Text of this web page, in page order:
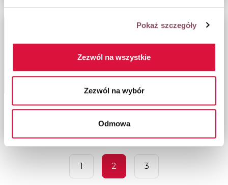
Pokaż szczegóły
Zezwól na wszystkie
Zezwól na wybór
Odmowa
Jabłka w czarnym
Jabłka w czerwonym
1 2 3